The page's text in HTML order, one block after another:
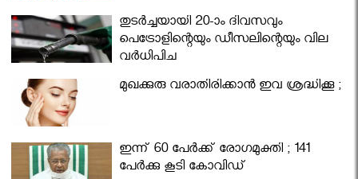
തുടർച്ചയായി 20-ാം ദിവസവും
പെട്രോളിന്റെയും ഡീസലിന്റെയും വില
വര്‍ധിപ്പിച്ചു
മുഖക്കുരു വരാതിരിക്കാന്‍ ഇവ ശ്രദ്ധിക്കൂ ;
ഇന്ന് 60 പേർക്ക് രോഗമുക്തി ; 141
പേര്‍ക്കു കൂടി കോവിഡ്